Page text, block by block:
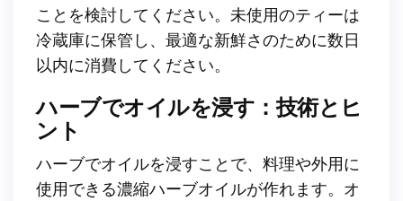
ことを検討してください。未使用のティーは
冷蔵庫に保管し、最適な新鮮さのために数日
以内に消費してください。
ハーブでオイルを浸す：技術とヒ
ント
ハーブでオイルを浸すことで、料理や外用に
使用できる濃縮ハーブオイルが作れます。オ